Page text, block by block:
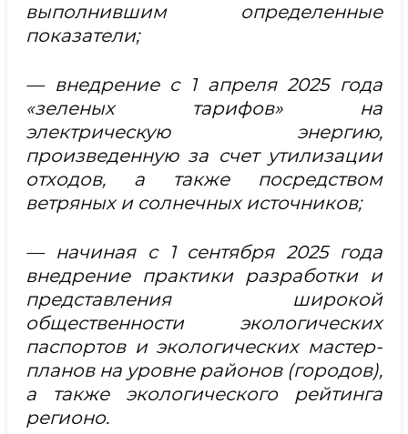
выполнившим определенные
показатели;
— внедрение с 1 апреля 2025 года
«зеленых тарифов» на
электрическую энергию,
произведенную за счет утилизации
отходов, а также посредством
ветряных и солнечных источников;
— начиная с 1 сентября 2025 года
внедрение практики разработки и
представления широкой
общественности экологических
паспортов и экологических мастер-
планов на уровне районов (городов),
а также экологического рейтинга
регионо.